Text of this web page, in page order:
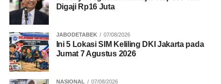
Digaji Rp16 Juta
JABODETABEK 07/08/2026
Ini 5 Lokasi SIM Keliling DKI Jakarta pada
Jumat 7 Agustus 2026
NASIONAL 07/08/2026